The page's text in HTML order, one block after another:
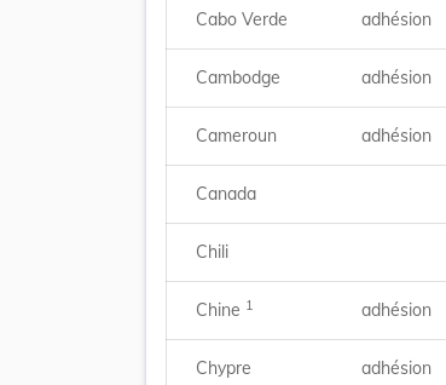
Cabo Verde adhésion
Cambodge adhésion
Cameroun adhésion
Canada
Chili
Chine 1 adhésion
Chypre adhésion